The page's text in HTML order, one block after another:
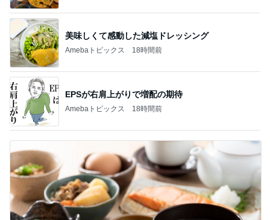
美味しくて感動した減塩ドレッシング
Amebaトピックス 18時間前
EPSが右肩上がりで増配の期待
Amebaトピックス 18時間前